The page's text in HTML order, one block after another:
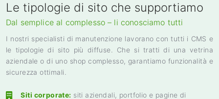
Le tipologie di sito che supportiamo
Dal semplice al complesso – li conosciamo tutti
I nostri specialisti di manutenzione lavorano con tutti i CMS e
le tipologie di sito più diffuse. Che si tratti di una vetrina
aziendale o di uno shop complesso, garantiamo funzionalità e
sicurezza ottimali.
Siti corporate: siti aziendali, portfolio e pagine di